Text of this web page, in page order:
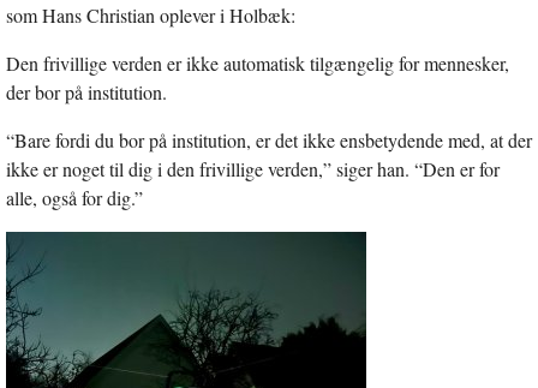
som Hans Christian oplever i Holbæk:
Den frivillige verden er ikke automatisk tilgængelig for mennesker,
der bor på institution.
“Bare fordi du bor på institution, er det ikke ensbetydende med, at der
ikke er noget til dig i den frivillige verden,” siger han. “Den er for
alle, også for dig.”